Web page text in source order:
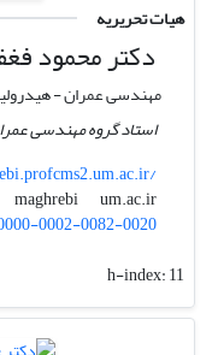
هیات تحریریه
دکتر محمود
مهندسی عمران -
استاد گروه مهندسی
maghrebi
um.ac.ir
0002-0082-0020
h-index:11